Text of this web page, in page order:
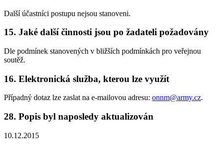
Další účastníci postupu nejsou stanoveni.
15. Jaké další činnosti jsou po žadateli požadovány
Dle podmínek stanovených v bližších podmínkách pro veřejnou
soutěž.
16. Elektronická služba, kterou lze využít
Případný dotaz lze zaslat na e-mailovou adresu: onnm@army.cz.
28. Popis byl naposledy aktualizován
10.12.2015